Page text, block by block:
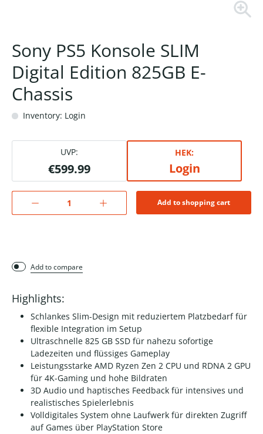
Sony PS5 Konsole SLIM
Digital Edition 825GB E-
Chassis
Inventory: Login
UVP:
€599.99
HEK:
Login
Add to shopping cart
Add to compare
Highlights:
Schlankes Slim-Design mit reduziertem Platzbedarf für
flexible Integration im Setup
Ultraschnelle 825 GB SSD für nahezu sofortige
Ladezeiten und flüssiges Gameplay
Leistungsstarke AMD Ryzen Zen 2 CPU und RDNA 2 GPU
für 4K-Gaming und hohe Bildraten
3D Audio und haptisches Feedback für intensives und
realistisches Spielerlebnis
Volldigitales System ohne Laufwerk für direkten Zugriff
auf Games über PlayStation Store